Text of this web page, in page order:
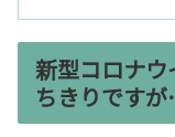
新型コロナ
ちきりです